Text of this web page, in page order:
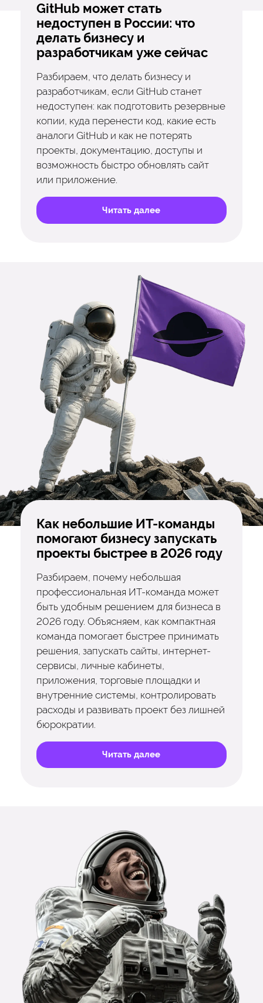
GitHub может стать
недоступен в России: что
делать бизнесу и
разработчикам уже сейчас
Разбираем, что делать бизнесу и
разработчикам, если GitHub станет
недоступен: как подготовить резервные
копии, куда перенести код, какие есть
аналоги GitHub и как не потерять
проекты, документацию, доступы и
возможность быстро обновлять сайт
или приложение.
Читать далее
Как небольшие ИТ-команды
помогают бизнесу запускать
проекты быстрее в 2026 году
Разбираем, почему небольшая
профессиональная ИТ-команда может
быть удобным решением для бизнеса в
2026 году. Объясняем, как компактная
команда помогает быстрее принимать
решения, запускать сайты, интернет-
сервисы, личные кабинеты,
приложения, торговые площадки и
внутренние системы, контролировать
расходы и развивать проект без лишней
бюрократии.
Читать далее